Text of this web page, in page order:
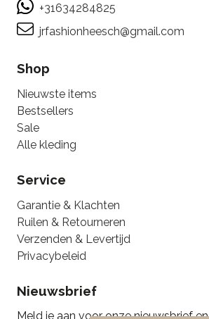
+31634284825
jrfashionheesch@gmail.com
Shop
Nieuwste items
Bestsellers
Sale
Alle kleding
Service
Garantie & Klachten
Ruilen & Retourneren
Verzenden & Levertijd
Privacybeleid
Nieuwsbrief
Meld je aan voor onze nieuwsbrief